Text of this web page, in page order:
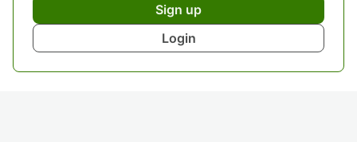
Sign up
Login